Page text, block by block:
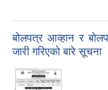
बोलपत्र आव्हान र
जारी गरिएको बारे सूचना